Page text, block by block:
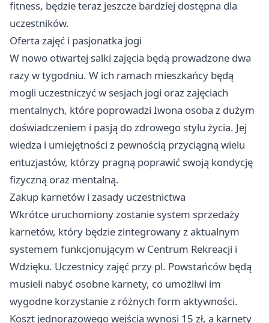
fitness, będzie teraz jeszcze bardziej dostępna dla
uczestników.
Oferta zajęć i pasjonatka jogi
W nowo otwartej salki zajęcia będą prowadzone dwa
razy w tygodniu. W ich ramach mieszkańcy będą
mogli uczestniczyć w sesjach jogi oraz zajęciach
mentalnych, które poprowadzi Iwona osoba z dużym
doświadczeniem i pasją do zdrowego stylu życia. Jej
wiedza i umiejętności z pewnością przyciągną wielu
entuzjastów, którzy pragną poprawić swoją kondycję
fizyczną oraz mentalną.
Zakup karnetów i zasady uczestnictwa
Wkrótce uruchomiony zostanie system sprzedaży
karnetów, który będzie zintegrowany z aktualnym
systemem funkcjonującym w Centrum Rekreacji i
Wdzięku. Uczestnicy zajęć przy pl. Powstańców będą
musieli nabyć osobne karnety, co umożliwi im
wygodne korzystanie z różnych form aktywności.
Koszt jednorazowego wejścia wynosi 15 zł, a karnety